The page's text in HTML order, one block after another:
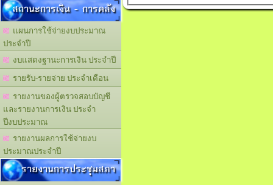
สถานะการเงิน - การคลัง
แผนการใช้จ่ายงบประมาณ
ประจำปี
งบแสดงฐานะการเงิน ประจำปี
รายรับ-รายจ่าย ประจำเดือน
รายงานของผู้ตรวจสอบบัญชี
และรายงานการเงิน ประจำ
ปีงบประมาณ
รายงานผลการใช้จ่ายงบ
ประมาณประจำปี
รายงานการประชุมสภา